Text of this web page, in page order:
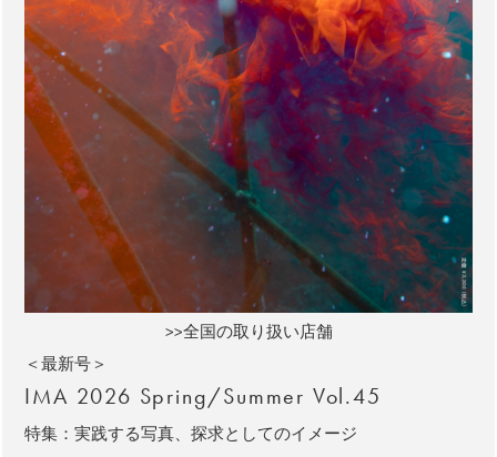
>>全国の取り扱い店舗
＜最新号＞
IMA 2026 Spring/Summer Vol.45
特集：実践する写真、探求としてのイメージ